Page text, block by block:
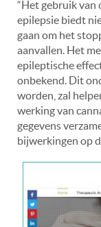
“Het gebruik van
epilepsie biedt
gaan om het
aanvallen. Het
epileptische
onbekend. Dit
worden, zal
werking van
gegevens
bijwerkingen op